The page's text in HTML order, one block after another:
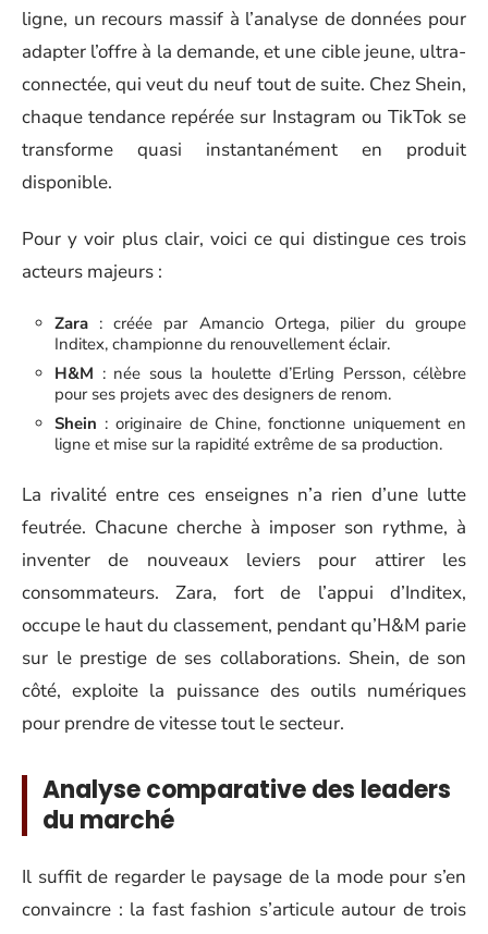
ligne, un recours massif à l’analyse de données pour
adapter l’offre à la demande, et une cible jeune, ultra-
connectée, qui veut du neuf tout de suite. Chez Shein,
chaque tendance repérée sur Instagram ou TikTok se
transforme quasi instantanément en produit
disponible.
Pour y voir plus clair, voici ce qui distingue ces trois
acteurs majeurs :
Zara : créée par Amancio Ortega, pilier du groupe
Inditex, championne du renouvellement éclair.
H&M : née sous la houlette d’Erling Persson, célèbre
pour ses projets avec des designers de renom.
Shein : originaire de Chine, fonctionne uniquement en
ligne et mise sur la rapidité extrême de sa production.
La rivalité entre ces enseignes n’a rien d’une lutte
feutrée. Chacune cherche à imposer son rythme, à
inventer de nouveaux leviers pour attirer les
consommateurs. Zara, fort de l’appui d’Inditex,
occupe le haut du classement, pendant qu’H&M parie
sur le prestige de ses collaborations. Shein, de son
côté, exploite la puissance des outils numériques
pour prendre de vitesse tout le secteur.
Analyse comparative des leaders
du marché
Il suffit de regarder le paysage de la mode pour s’en
convaincre : la fast fashion s’articule autour de trois